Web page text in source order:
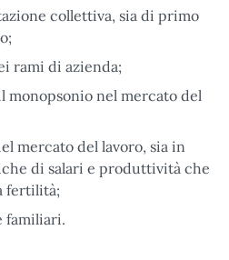
collettiva, sia di primo
rami di azienda;
monopsonio nel mercato del
mercato del lavoro, sia in
di salari e produttività che
fertilità;
familiari.